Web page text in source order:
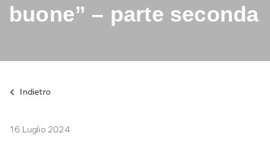
buone” – parte seconda
Indietro
16 Luglio 2024